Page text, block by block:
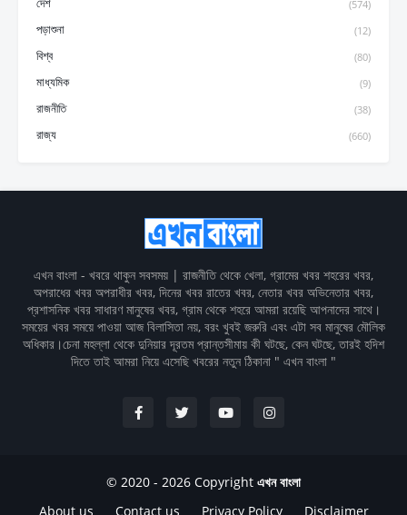
(574)
পড়াশুনা (12)
বিশ্ব (80)
মাধ্যমিক (9)
রাজনীতি (38)
রাজ্য (660)
এখন বাংলা - খবরে থাকুন সবসময় | রাজনীতি থেকে খেলা, গ্রামের খবর শহরের খবর,
অপরাধের খবর অপরাধীর খবর, দিনের খবর রাতের খবর, নেতার খবর অভিনেতার খবর,
প্রশাসনিক খবর সাধারণ মানুষের খবর, গ্রাম থেকে শহরে আমরা রয়েছি আপনাদের সাথে।
সময়ের খবর সময়ে পাওয়া আজ বিলাসিতা নয়, বরং খুবই জরুরি এবং এটা সব মানুষের মৌলিক
অধিকার।চেনা মহল্লা থেকে দুনিয়ার দূরতম প্রান্তসীমায় কী ঘটছে, কেন ঘটছে, তারই হদিশ
দিতে তাই আমরা নিয়ে এসেছি খবরের নতুন ঠিকানা " এখন বাংলা "
© 2020 - 2026 Copyright এখন বাংলা
About us
Contact us Privacy Policy Disclaimer